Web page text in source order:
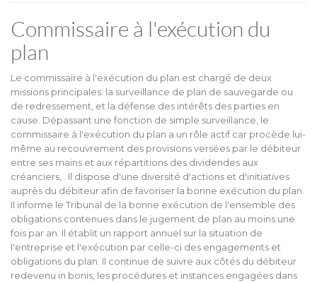
Commissaire à l'exécution du
plan
Le commissaire à l'exécution du plan est chargé de deux
missions principales: la surveillance de plan de sauvegarde ou
de redressement, et la défense des intérêts des parties en
cause. Dépassant une fonction de simple surveillance, le
commissaire à l'exécution du plan a un rôle actif car procède lui-
même au recouvrement des provisions versées par le débiteur
entre ses mains et aux répartitions des dividendes aux
créanciers, . Il dispose d'une diversité d'actions et d'initiatives
auprès du débiteur afin de favoriser la bonne exécution du plan.
Il informe le Tribunal de la bonne exécution de l'ensemble des
obligations contenues dans le jugement de plan au moins une
fois par an. Il établit un rapport annuel sur la situation de
l'entreprise et l'exécution par celle-ci des engagements et
obligations du plan. Il continue de suivre aux côtés du débiteur
redevenu in bonis, les procédures et instances engagées dans